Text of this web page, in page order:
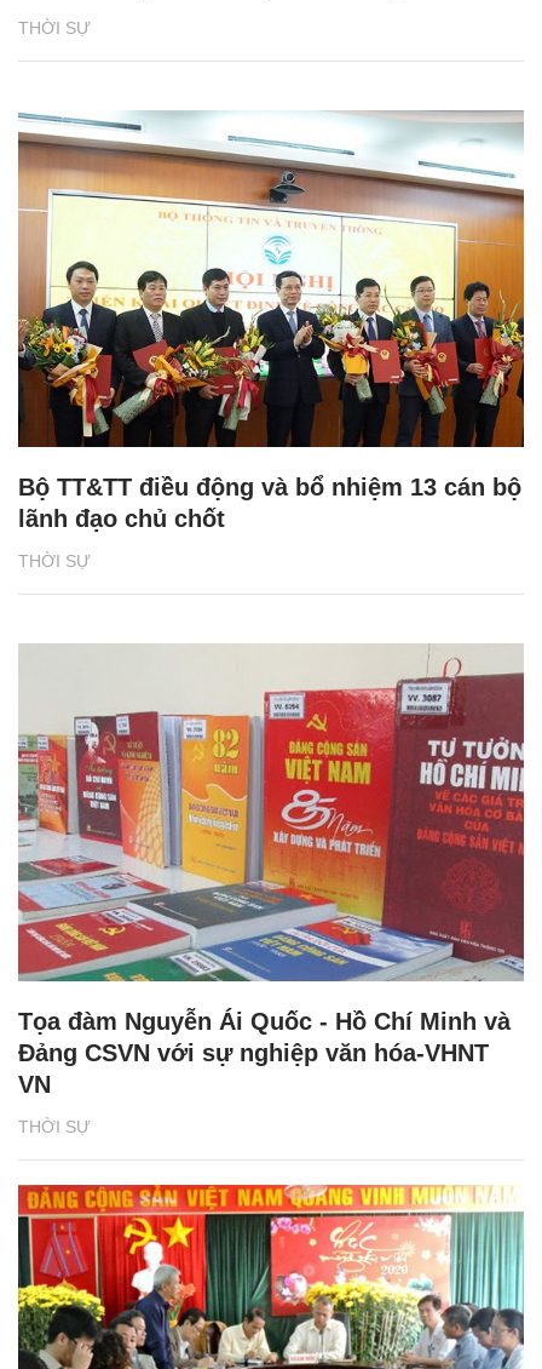
THỜI SỰ
THỜI SỰ
Bộ TT&TT điều động và bổ nhiệm 13 cán bộ
lãnh đạo chủ chốt
THỜI SỰ
Tọa đàm Nguyễn Ái Quốc - Hồ Chí Minh và
Đảng CSVN với sự nghiệp văn hóa-VHNT
VN